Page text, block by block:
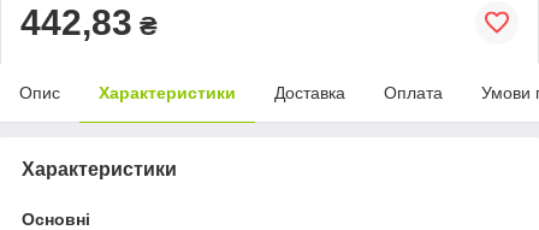
442,83 ₴
Опис Характеристики Доставка Оплата Умови
Характеристики
Основні